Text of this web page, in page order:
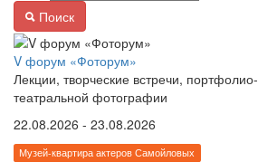
Поиск
V форум «Фоторум»
Лекции, творческие встречи,
театральной фотографии
22.08.2026 - 23.08.2026
Музей-квартира актеров Самойловых